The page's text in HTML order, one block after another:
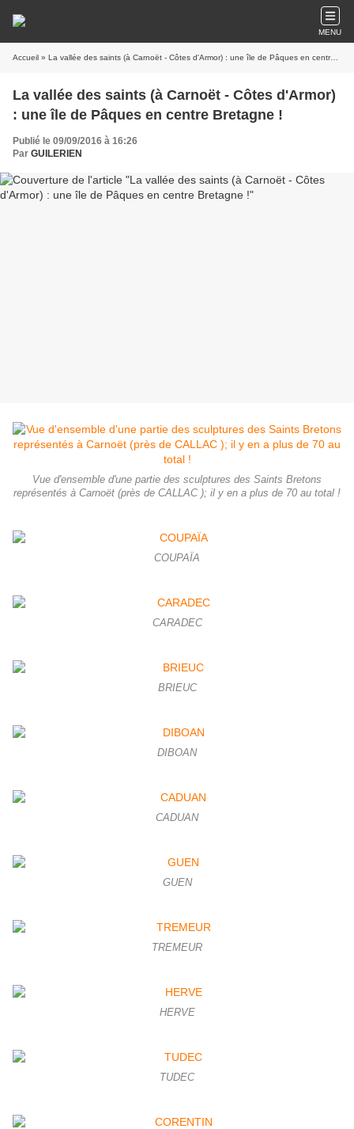
MENU
Accueil » La vallée des saints (à Carnoët - Côtes d'Armor) : une île de Pâques en centre Bretagne !
La vallée des saints (à Carnoët - Côtes d'Armor)
: une île de Pâques en centre Bretagne !
Publié le 09/09/2016 à 16:26
Par GUILERIEN
Vue d'ensemble d'une partie des sculptures des Saints Bretons
représentés à Carnoët (près de CALLAC ); il y en a plus de 70 au total !
COUPAÏA
CARADEC
BRIEUC
DIBOAN
CADUAN
GUEN
TREMEUR
HERVE
TUDEC